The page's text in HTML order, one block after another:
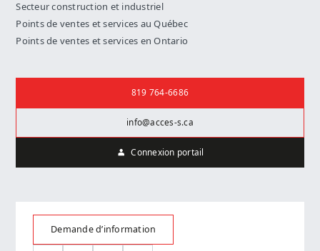
Secteur construction et industriel
Points de ventes et services au Québec
Points de ventes et services en Ontario
819 764-6686
info@acces-s.ca
Connexion portail
Demande d’information